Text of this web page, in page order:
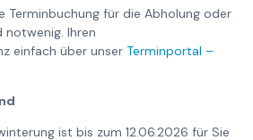
Terminbuchung für die Abholung oder
notwenig. Ihren
einfach über unserTerminportal –
ist bis zum 12.06.2026 für Sie